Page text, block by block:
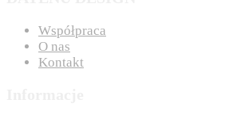
Współpraca
O nas
Kontakt